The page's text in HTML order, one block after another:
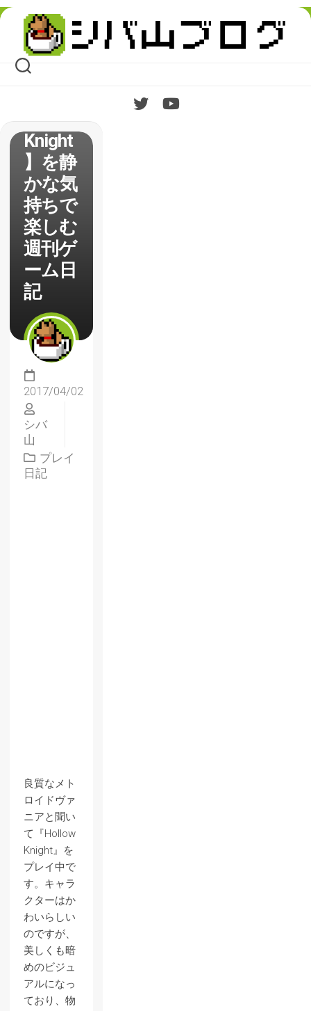
Skip
content
ow
Knight
】を静
かな気
持ちで
楽しむ
週刊ゲ
ーム日
記
2017/04/02
シバ
山
プレイ
日記
良質なメト
ロイドヴァ
ニアと聞い
て『Hollow
Knight』を
プレイ中で
す。キャラ
クターはか
わいらしい
のですが、
美しくも暗
めのビジュ
アルになっ
ており、物